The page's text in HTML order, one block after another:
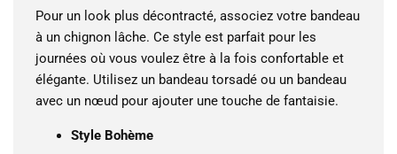
Pour un look plus décontracté, associez votre bandeau
à un chignon lâche. Ce style est parfait pour les
journées où vous voulez être à la fois confortable et
élégante. Utilisez un bandeau torsadé ou un bandeau
avec un nœud pour ajouter une touche de fantaisie.
Style Bohème